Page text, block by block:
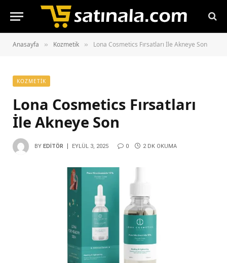
Anasayfa » Kozmetik » Lona Cosmetics Fırsatları İle Akneye Son
KOZMETIK
Lona Cosmetics Fırsatları
İle Akneye Son
BY EDITÖR EYLÜL 3, 2025 0 2 DK OKUMA